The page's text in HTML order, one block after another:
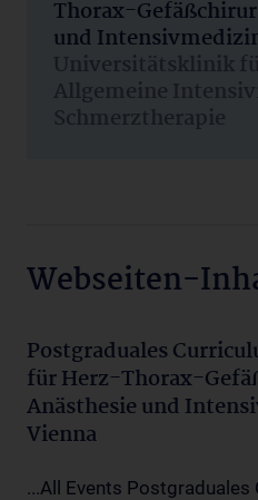
Thorax-
und
Universitätsklinik
Allgemeine
Schmerztherapie
Webseiten-
Postgraduales
für Herz-Thorax-
Anästhesie und
Vienna
...All Events Postgraduales